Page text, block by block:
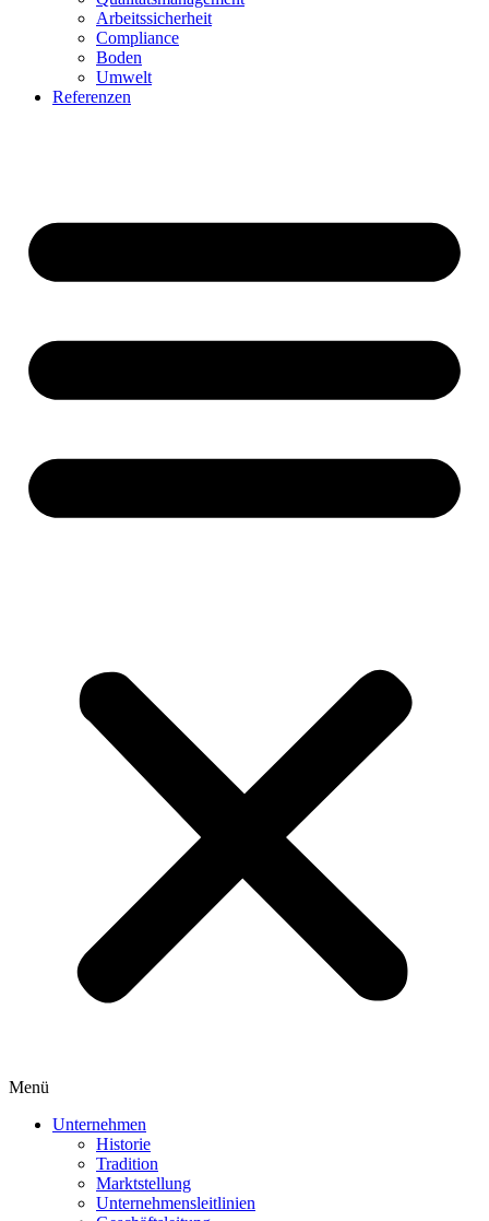
Arbeitssicherheit
Compliance
Boden
Umwelt
Referenzen
Menü
Unternehmen
Historie
Tradition
Marktstellung
Unternehmensleitlinien